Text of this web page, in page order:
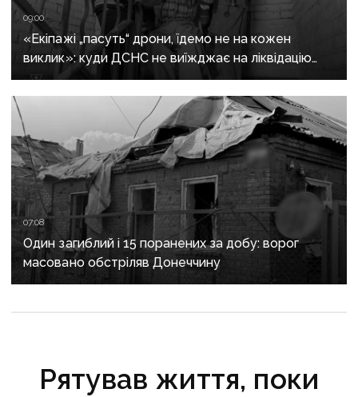
09:00
«Екіпажі „пасуть“ дрони, їдемо не на кожен
виклик»: куди ДСНС не виїжджає на ліквідацію
надзвичайних ситуацій у Краматорську
та Слов’янську
07:08
Один загиблий і 15 поранених за добу: ворог
масовано обстріляв Донеччину
Рятував життя, поки